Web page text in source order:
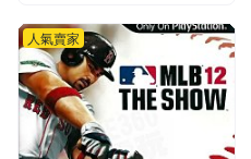
人氣賣家